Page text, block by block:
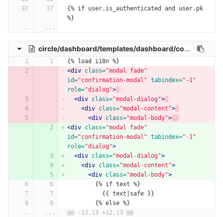
{% if user.is_authenticated and user.pk
%}
...
...
circle/dashboard/templates/dashboard/confirm/ajax-delete.html
{% load i18n %}
<div class="modal fade"
id="confirmation-modal" tabindex="-1"
role="dialog">
<div class="modal-dialog">
<div class="modal-content">
<div class="modal-body">
<div class="modal fade"
id="confirmation-modal" tabindex="-1"
role="dialog">
<div class="modal-dialog">
<div class="modal-content">
<div class="modal-body">
        {% if text %}
          {{ text|safe }}
        {% else %}
...
...
@@ -12,13 +12,13 @@